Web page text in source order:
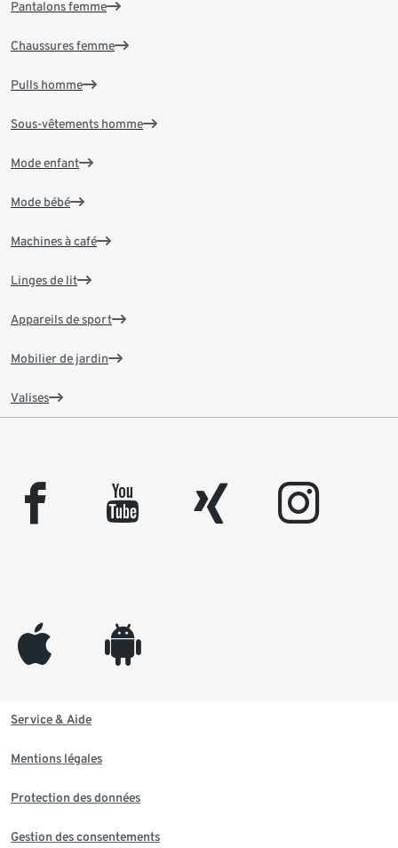
Pantalons femme
Chaussures femme
Pulls homme
Sous-vêtements homme
Mode enfant
Mode bébé
Machines à café
Linges de lit
Appareils de sport
Mobilier de jardin
Valises
facebook youtube xing instagram
appleinc android
Service & Aide
Mentions légales
Protection des données
Gestion des consentements